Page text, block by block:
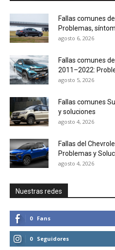
Fallas comunes
Problemas,
agosto 6, 2026
Fallas comunes
2011–2022:
agosto 5, 2026
Fallas comunes
y soluciones
agosto 4, 2026
Fallas del
Problemas y
agosto 4, 2026
Nuestras redes
0 Fans
0 Seguidores